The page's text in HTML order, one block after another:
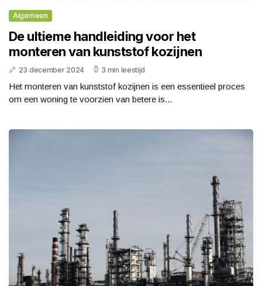
Algemeen
De ultieme handleiding voor het
monteren van kunststof kozijnen
23 december 2024 3 min leestijd
Het monteren van kunststof kozijnen is een essentieel proces
om een woning te voorzien van betere is...